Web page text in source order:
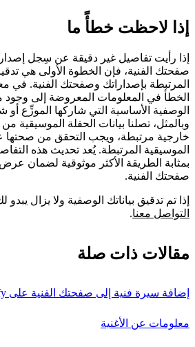
إذا لاحظت خطأً ما
إذا رأيت تفاصيل غير دقيقة عن سِجل
صفحتك الفنية، فإن الخطوة الأولى هي
المرتبطة بإصداراتك وصفحتك الفنية. في
الخطأ في المعلومات المعروضة إلى وجود
وبالمثل، تصلنا بيانات الحفلة الموسيقية
خارجية مرتبطة، ويجب التحقق من صحتها
الموسيقية المرتبطة. يُعد تحديث هذه
بمثابة الطريقة الأكثر موثوقية لضمان
صفحتك الفنية.
إذا تم تدقيق بياناتك الوصفية ولا يزال
التواصل معنا.
مقالات ذات صلة
إضافة سيرة فنية إلى صفحتك الفنية على Spotify
معلومات عن الأغنية